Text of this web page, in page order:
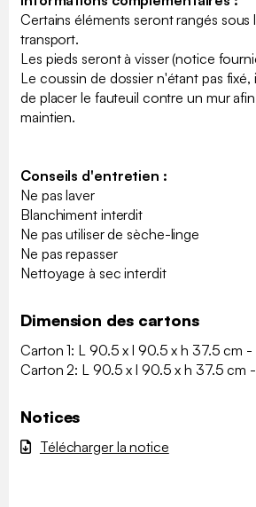
Certains éléments seront rangés sous
transport.
Les pieds seront à visser (notice
Le coussin de dossier n'étant pas
de placer le fauteuil contre un mur
maintien.
Conseils d'entretien :
Ne pas laver
Blanchiment interdit
Ne pas utiliser de sèche-linge
Ne pas repasser
Nettoyage à sec interdit
Dimension des cartons
Carton 1: L 90.5 x l 90.5 x h 37.5 cm -
Carton 2: L 90.5 x l 90.5 x h 37.5 cm
Notices
Télécharger la notice